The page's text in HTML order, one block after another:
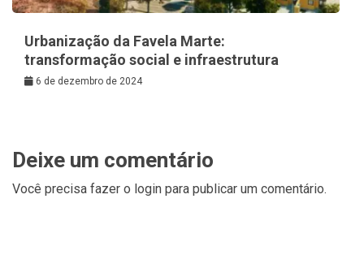
Urbanização da Favela Marte:
transformação social e infraestrutura
6 de dezembro de 2024
Deixe um comentário
Você precisa fazer o login para publicar um comentário.